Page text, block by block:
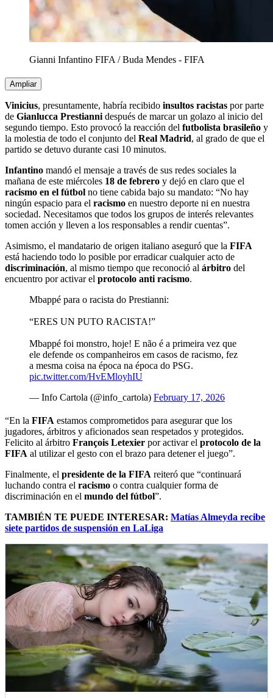
Gianni Infantino FIFA /Buda Mendes - FIFA
Ampliar
Vinicius, presuntamente, habría recibido insultos racistas por parte
de Gianlucca Prestianni después de marcar un golazo al inicio del
segundo tiempo. Esto provocó la reacción del futbolista brasileño y
la molestia de todo el conjunto del Real Madrid, al grado de que el
partido se detuvo durante casi 10 minutos.
Infantino mandó el mensaje a través de sus redes sociales la
mañana de este miércoles 18 de febrero y dejó en claro que el
racismo en el fútbol no tiene cabida bajo su mandato: “No hay
ningún espacio para el racismo en nuestro deporte ni en nuestra
sociedad. Necesitamos que todos los grupos de interés relevantes
tomen acción y lleven a los responsables a rendir cuentas”.
Asimismo, el mandatario de origen italiano aseguró que la FIFA
está haciendo todo lo posible por erradicar cualquier acto de
discriminación, al mismo tiempo que reconoció al árbitro del
encuentro por activar el protocolo anti racismo.
Mbappé para o racista do Prestianni:
“ERES UN PUTO RACISTA!”
Mbappé foi monstro, hoje! E não é a primeira vez que
ele defende os companheiros em casos de racismo, fez
a mesma coisa na época na época do PSG.
pic.twitter.com/HvEMloyhIU
— Info Cartola (@info_cartola) February 17, 2026
“En la FIFA estamos comprometidos para asegurar que los
jugadores, árbitros y aficionados sean respetados y protegidos.
Felicito al árbitro François Letexier por activar el protocolo de la
FIFA al utilizar el gesto con el brazo para detener el juego”.
Finalmente, el presidente de la FIFA reiteró que “continuará
luchando contra el racismo o contra cualquier forma de
discriminación en el mundo del fútbol”.
TAMBIÉN TE PUEDE INTERESAR: Matías Almeyda recibe
siete partidos de suspensión en LaLiga